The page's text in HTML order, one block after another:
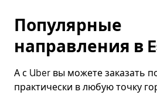
Популярные
направления в
А с Uber вы можете заказать
практически в любую точку